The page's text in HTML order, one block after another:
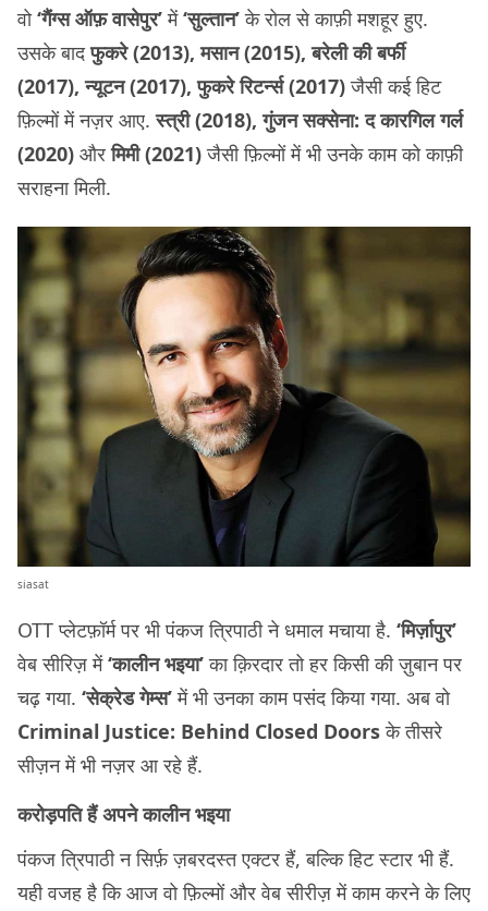
वो‘गैंग्स ऑफ़ वासेपुर’में‘सुल्तान’के रोल से काफ़ी मशहूर हुए.
उसके बादफुकरे (2013), मसान (2015), बरेली की बर्फी
(2017), न्यूटन (2017), फुकरे रिटर्न्स (2017)जैसी कई हिट
फ़िल्मों में नज़र आए.स्त्री (2018), गुंजन सक्सेना: द कारगिल गर्ल
(2020) औरमिमी (2021)जैसी फ़िल्मों में भी उनके काम को काफ़ी
सराहना मिली.
siasat
OTT प्लेटफ़ॉर्म पर भी पंकज त्रिपाठी ने धमाल मचाया है. ‘मिर्ज़ापुर’
वेब सीरिज़ में‘कालीन भइया’का क़िरदार तो हर किसी की ज़ुबान पर
चढ़ गया. ‘सेक्रेड गेम्स’में भी उनका काम पसंद किया गया. अब वो
Criminal Justice: Behind Closed Doorsके तीसरे
सीज़न में भी नज़र आ रहे हैं.
करोड़पति हैं अपने कालीन भइया
पंकज त्रिपाठी न सिर्फ़ ज़बरदस्त एक्टर हैं, बल्कि हिट स्टार भी हैं.
यही वजह है कि आज वो फ़िल्मों और वेब सीरीज़ में काम करने के लिए